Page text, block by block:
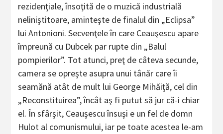
rezidenţiale, însoţită de o muzică industrială
neliniştitoare, aminteşte de finalul din „Eclipsa”
lui Antonioni. Secvenţele în care Ceauşescu apare
împreună cu Dubcek par rupte din „Balul
pompierilor”. Tot atunci, preţ de câteva secunde,
camera se opreşte asupra unui tânăr care îi
seamănă atât de mult lui George Mihăiţă, cel din
„Reconstituirea”, încât aş fi putut să jur că-i chiar
el. În sfârşit, Ceauşescu însuşi e un fel de domn
Hulot al comunismului, iar pe toate acestea le-am